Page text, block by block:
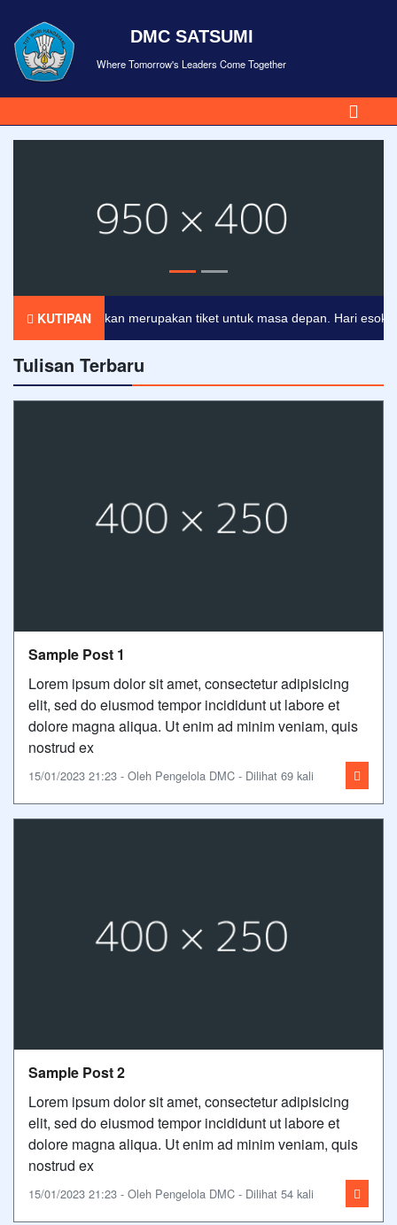
DMC SATSUMI
Where Tomorrow's Leaders Come Together
KUTIPAN
Pendidikan merupakan tiket untuk masa depan. Hari esok
Tulisan Terbaru
Sample Post 1
Lorem ipsum dolor sit amet, consectetur adipisicing
elit, sed do eiusmod tempor incididunt ut labore et
dolore magna aliqua. Ut enim ad minim veniam, quis
nostrud ex
15/01/2023 21:23 - Oleh Pengelola DMC - Dilihat 69 kali
Sample Post 2
Lorem ipsum dolor sit amet, consectetur adipisicing
elit, sed do eiusmod tempor incididunt ut labore et
dolore magna aliqua. Ut enim ad minim veniam, quis
nostrud ex
15/01/2023 21:23 - Oleh Pengelola DMC - Dilihat 54 kali